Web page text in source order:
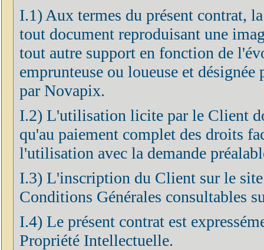
I.1) Aux termes du présent contrat,
tout document reproduisant une
tout autre support en fonction de
emprunteuse ou loueuse et
par Novapix.
I.2) L'utilisation licite par le Client
qu'au paiement complet des droits
l'utilisation avec la demande
I.3) L'inscription du Client sur le
Conditions Générales consultables
I.4) Le présent contrat est
Propriété Intellectuelle.